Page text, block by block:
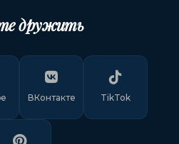
дружить
ВКонтакте TikTok